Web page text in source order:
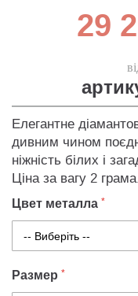
29
Елегантне
дивним чином
ніжність білих і
Ціна за вагу 2
Цвет металла
Размер